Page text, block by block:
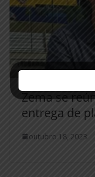
Zema se
entrega de
outubro 18, 2023